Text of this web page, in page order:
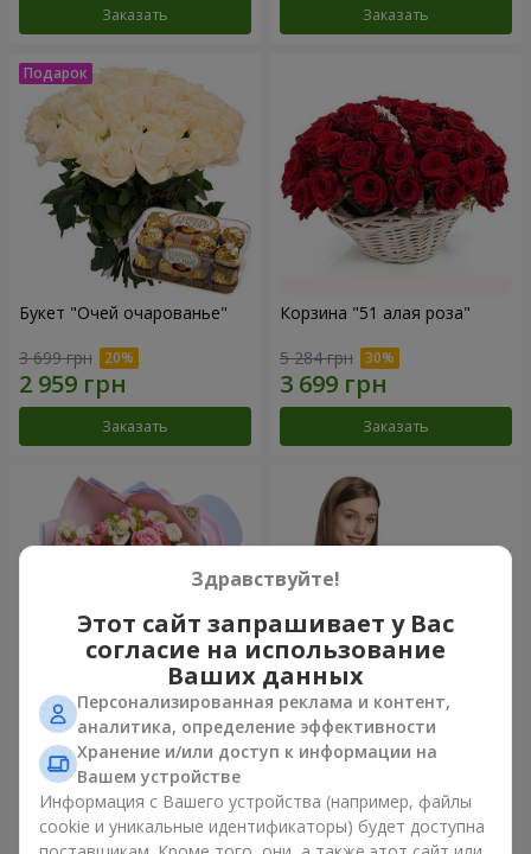
Заказать Заказать
Букет "Очей очарованье"
3 699 грн
Заказать
Корзина "51 алая роза"
5 284 грн
Заказать
Букет "Сказка моей жизни"
2 332 грн
Заказать
Корзина "Ангелочек"
Заказать
Здравствуйте!
Этот сайт запрашивает у Вас
согласие на использование
Ваших данных
Персонализированная реклама и контент,
аналитика, определение эффективности
Хранение и/или доступ к информации на
Вашем устройстве
Информация с Вашего устройства (например, файлы
cookie и уникальные идентификаторы) будет доступна